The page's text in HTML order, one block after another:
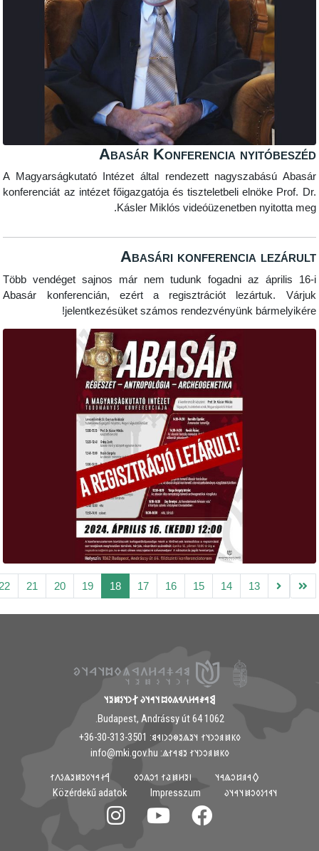
Abasár Konferencia
A Magyarságkutató Intézet által rendezett
konferenciát az intézet főigazgatója és tiszteletbeli
Kásler Miklós videóüzenetben
Abasári
Több vendéget sajnos már nem tudunk fogadni
Abasár konferencián, ezért a regisztrációt
jelentkezésüket számos rendezvényünk
13
14
15
16
17
18
19
20
21
22
𐲘𐳀𐳎𐳀𐳢𐳤𐳁𐳍𐳓𐳪𐳦𐳀𐳦𐳜 𐲐𐳙𐳦𐳋𐳯𐳉𐳦
𐳓𐳞𐳯𐳠𐳛𐳙𐳦𐳐 𐳦𐳉𐳖𐳉𐳌𐳛𐳙𐳥𐳁𐳘: ‭+36-30-313-3501
𐳓𐳞𐳯𐳠𐳛𐳙𐳦𐳐 𐳉𐳘𐳀𐳐𐳖: info@mki.gov.hu
𐳺𐳉𐳢𐳯𐳟𐳐 𐳒𐳛𐳍𐳛𐳓
𐲀𐳇𐳀𐳦𐳓𐳉𐳯𐳉𐳖𐳋𐳤𐳐
Közérdekű adatok Impresszum